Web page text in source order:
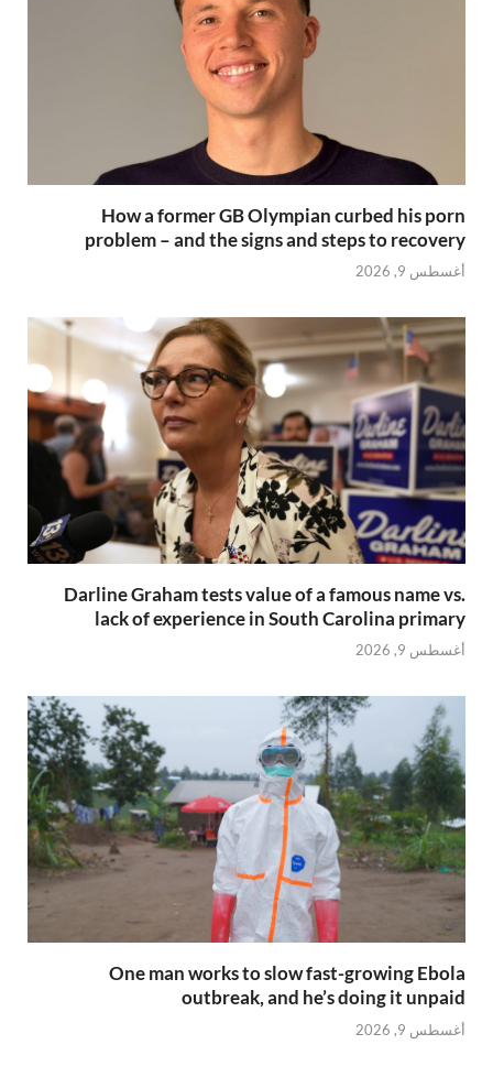
How a former GB Olympian curbed his porn
problem – and the signs and steps to recovery
أغسطس 9, 2026
Darline Graham tests value of a famous name vs.
lack of experience in South Carolina primary
أغسطس 9, 2026
One man works to slow fast-growing Ebola
outbreak, and he’s doing it unpaid
أغسطس 9, 2026